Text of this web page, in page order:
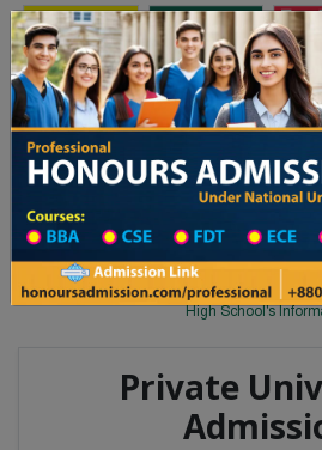
Toggle navigation
Updates
২০২৫-২৬ শিক্ষাবর্ষের ১ম বর্ষের ভর্তি আবেদন বিজ্ঞপ্তি
High School in Khagrachhari Wise
High School's
Private